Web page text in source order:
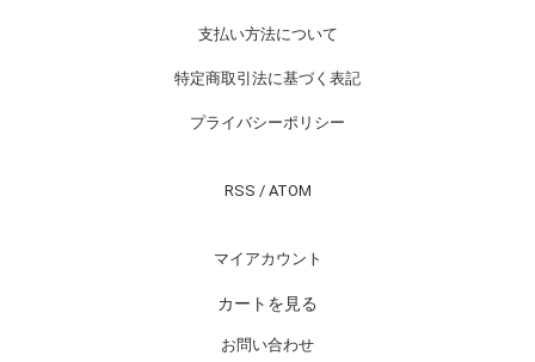
支払い方法について
特定商取引法に基づく表記
プライバシーポリシー
RSS / ATOM
マイアカウント
カートを見る
お問い合わせ